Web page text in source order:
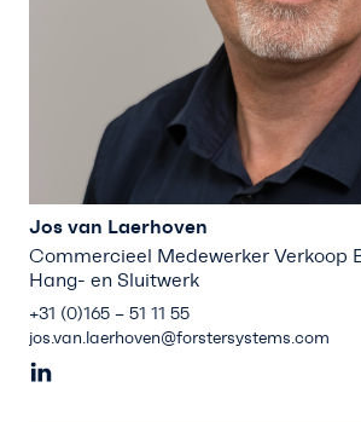
Jos van Laerhoven
Commercieel Medewerker Verkoop
Hang- en Sluitwerk
+31 (0)165 – 51 11 55
jos.van.laerhoven@forstersystems.com